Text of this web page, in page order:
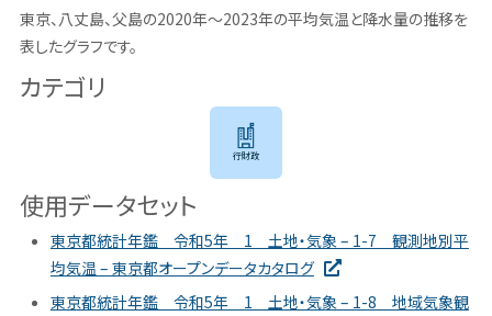
東京、八丈島、父島の2020年～2023年の平均気温と降水量の推移を
表したグラフです。
カテゴリ
行財政
使用データセット
東京都統計年鑑 令和5年 1 土地・気象 – 1-7 観測地別平
均気温 – 東京都オープンデータカタログ
東京都統計年鑑 令和5年 1 土地・気象 – 1-8 地域気象観